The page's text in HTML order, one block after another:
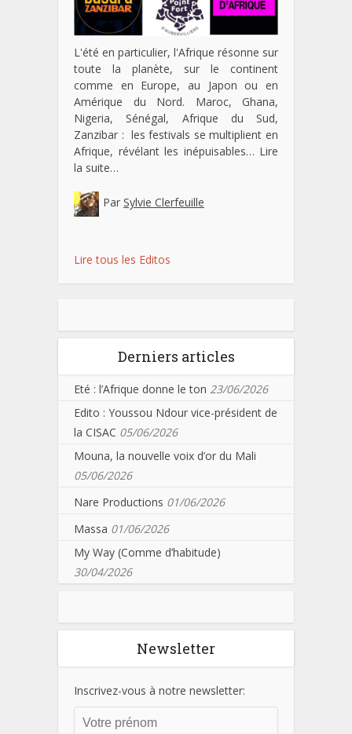
L'été en particulier, l'Afrique résonne sur
toute la planète, sur le continent
comme en Europe, au Japon ou en
Amérique du Nord. Maroc, Ghana,
Nigeria, Sénégal, Afrique du Sud,
Zanzibar : les festivals se multiplient en
Afrique, révélant les inépuisables… Lire
la suite…
Par Sylvie Clerfeuille
Lire tous les Editos
Derniers articles
Eté : l’Afrique donne le ton 23/06/2026
Edito : Youssou Ndour vice-président de
la CISAC 05/06/2026
Mouna, la nouvelle voix d’or du Mali
05/06/2026
Nare Productions 01/06/2026
Massa 01/06/2026
My Way (Comme d’habitude)
30/04/2026
Newsletter
Inscrivez-vous à notre newsletter: